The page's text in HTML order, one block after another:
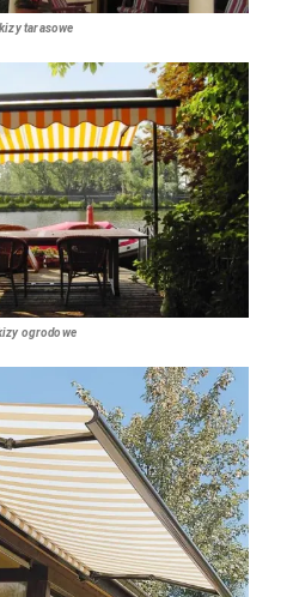
tarasowe
ogrodowe